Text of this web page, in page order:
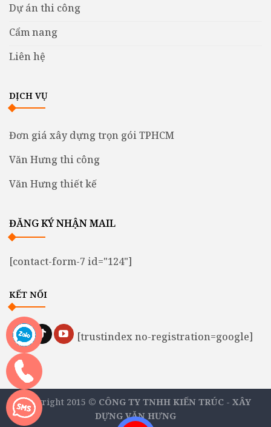
Dự án thi công
Cẩm nang
Liên hệ
DỊCH VỤ
Đơn giá xây dựng trọn gói TPHCM
Văn Hưng thi công
Văn Hưng thiết kế
ĐĂNG KÝ NHẬN MAIL
[contact-form-7 id="124"]
KẾT NỐI
[trustindex no-registration=google]
Copyright 2015 © CÔNG TY TNHH KIẾN TRÚC - XÂY
DỰNG VĂN HƯNG